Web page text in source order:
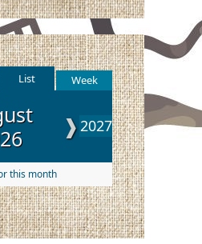
Week
List
❱2027
this month